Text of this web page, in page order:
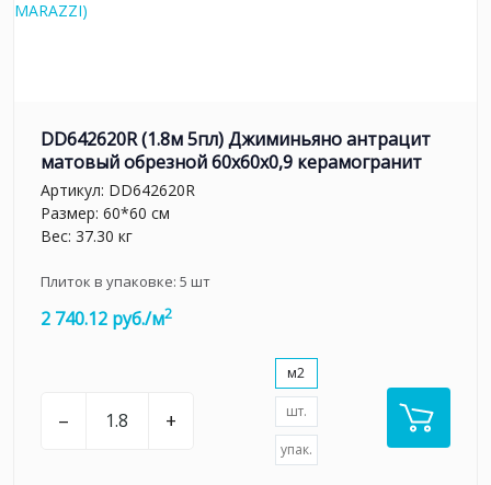
DD642620R (1.8м 5пл) Джиминьяно антрацит
матовый обрезной 60х60x0,9 керамогранит
Артикул: DD642620R
Размер: 60*60 см
Вес: 37.30 кг
Плиток в упаковке: 5 шт
2 740.12 руб./м2
– +
м2
шт.
упак.